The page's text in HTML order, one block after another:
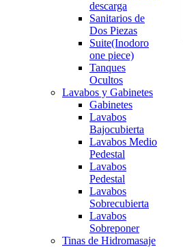
descarga
Sanitarios de
Dos Piezas
Suite(Inodoro
one piece)
Tanques
Ocultos
Lavabos y Gabinetes
Gabinetes
Lavabos
Bajocubierta
Lavabos Medio
Pedestal
Lavabos
Pedestal
Lavabos
Sobrecubierta
Lavabos
Sobreponer
Tinas de Hidromasaje